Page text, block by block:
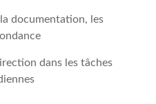
documentation, les
dans les tâches